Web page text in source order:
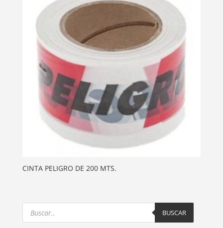
CINTA PELIGRO DE 200 MTS.
Products
search BUSCAR